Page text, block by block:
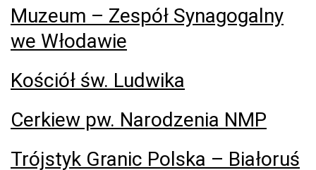
Muzeum – Zespół Synagogalny
we Włodawie
Kościół św. Ludwika
Cerkiew pw. Narodzenia NMP
Trójstyk Granic Polska – Białoruś